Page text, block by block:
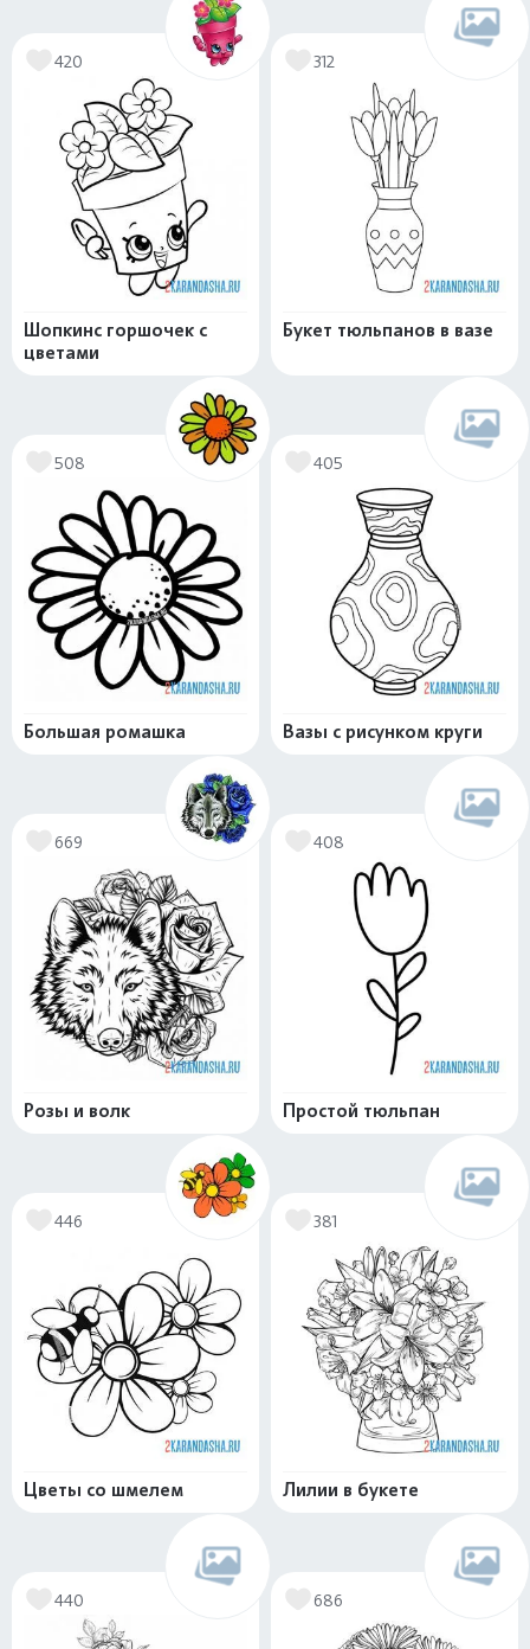
420
Шопкинс горшочек с
цветами
312
Букет тюльпанов в вазе
508
Большая ромашка
405
Вазы с рисунком круги
669
Розы и волк
408
Простой тюльпан
446
Цветы со шмелем
381
Лилии в букете
440 686